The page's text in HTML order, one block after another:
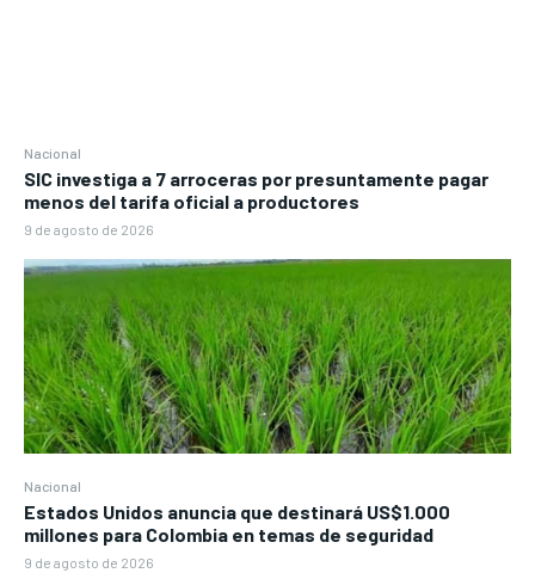
Nacional
SIC investiga a 7 arroceras por presuntamente pagar
menos del tarifa oficial a productores
9 de agosto de 2026
Nacional
Estados Unidos anuncia que destinará US$1.000
millones para Colombia en temas de seguridad
9 de agosto de 2026